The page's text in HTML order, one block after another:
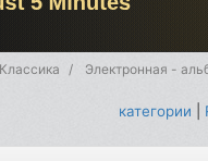
Классика Электронная -
категории